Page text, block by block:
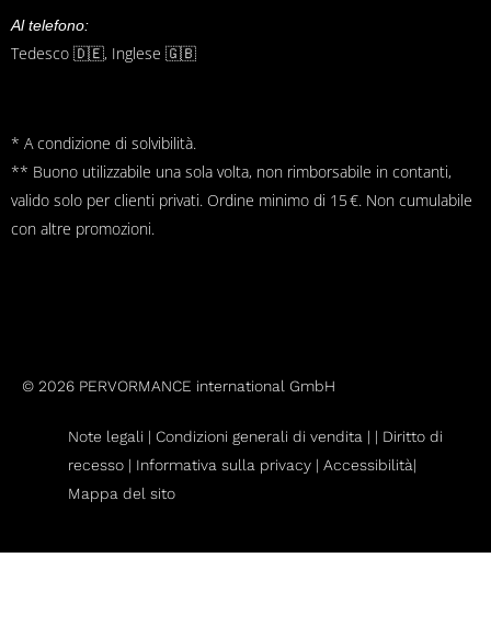
Al telefono:
Tedesco 🇩🇪, Inglese 🇬🇧
* A condizione di solvibilità.
** Buono utilizzabile una sola volta, non rimborsabile in contanti,
valido solo per clienti privati. Ordine minimo di 15 €. Non cumulabile
con altre promozioni.
© 2026 PERVORMANCE international GmbH
Note legali | Condizioni generali di vendita | | Diritto di
recesso | Informativa sulla privacy | Accessibilità|
Mappa del sito